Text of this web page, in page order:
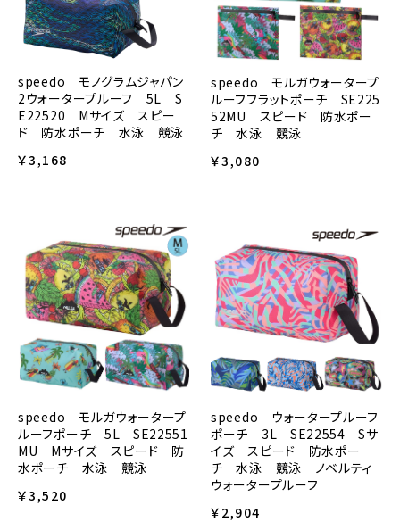
speedo モノグラムジャパン
2ウォータープルーフ 5L S
E22520 Mサイズ スピー
ド 防水ポーチ 水泳 競泳
￥3,168
speedo モルガウォータープ
ルーフフラットポーチ SE225
52MU スピード 防水ポー
チ 水泳 競泳
￥3,080
speedo モルガウォータープ
ルーフポーチ 5L SE22551
MU Mサイズ スピード 防
水ポーチ 水泳 競泳
￥3,520
speedo ウォータープルーフ
ポーチ 3L SE22554 Sサ
イズ スピード 防水ポー
チ 水泳 競泳 ノベルティ
ウォータープルーフ
￥2,904